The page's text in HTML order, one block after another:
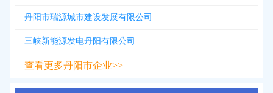
丹阳市瑞源城市建设发展有限公司
三峡新能源发电丹阳有限公司
查看更多丹阳市企业>>